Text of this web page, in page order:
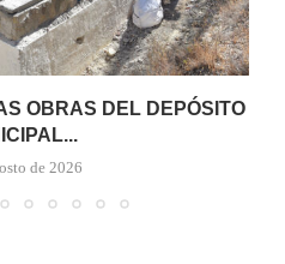
OBRAS DEL DEPÓSITO
de 2026